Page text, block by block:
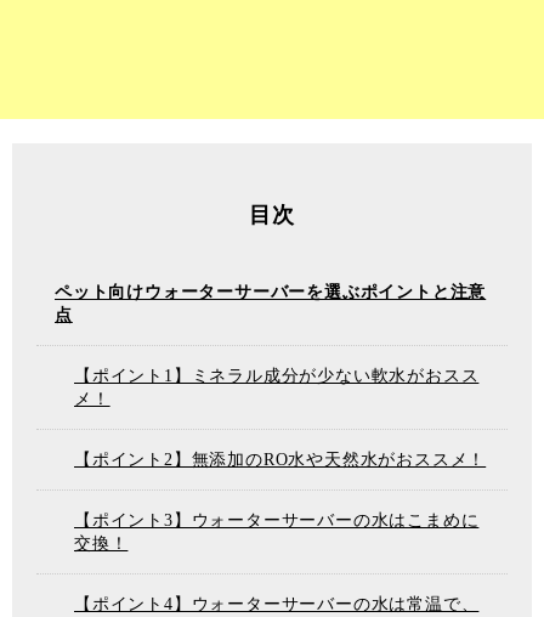
目次
ペット向けウォーターサーバーを選ぶポイントと注意
点
【ポイント1】ミネラル成分が少ない軟水がおスス
メ！
【ポイント2】無添加のRO水や天然水がおススメ！
【ポイント3】ウォーターサーバーの水はこまめに
交換！
【ポイント4】ウォーターサーバーの水は常温で、